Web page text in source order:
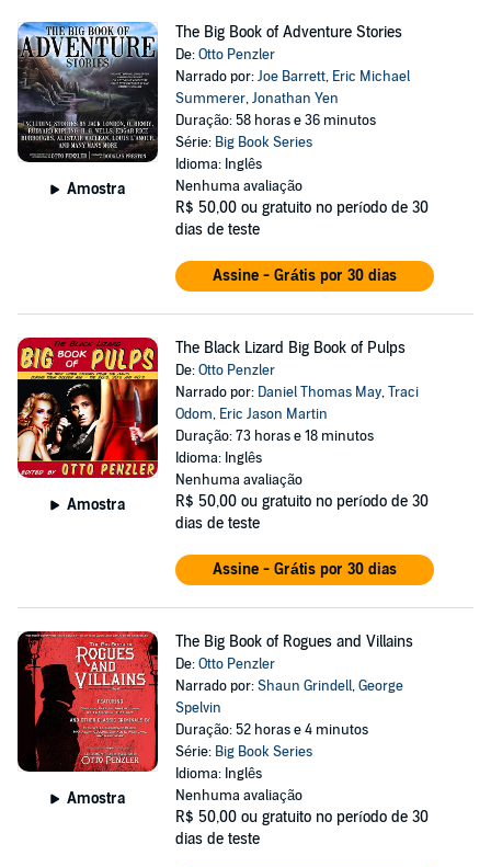
Amostra
The Big Book of Adventure Stories
De:Otto Penzler
Narrado por:Joe Barrett, Eric Michael
Summerer,Jonathan Yen
Duração: 58 horas e 36 minutos
Série: Big Book Series
Idioma: Inglês
Nenhuma avaliação
R$ 50,00 ou gratuito no período de 30
dias de teste
Assine - Grátis por 30 dias
Amostra
The Black Lizard Big Book of Pulps
De:Otto Penzler
Narrado por: Daniel Thomas May,Traci
Odom, Eric Jason Martin
Duração: 73 horas e 18 minutos
Idioma: Inglês
Nenhuma avaliação
R$ 50,00 ou gratuito no período de 30
dias de teste
Assine - Grátis por 30 dias
Amostra
The Big Book of Rogues and Villains
De:Otto Penzler
Narrado por:Shaun Grindell,George
Spelvin
Duração: 52 horas e 4 minutos
Série: Big Book Series
Idioma: Inglês
Nenhuma avaliação
R$ 50,00 ou gratuito no período de 30
dias de teste